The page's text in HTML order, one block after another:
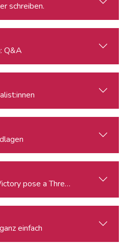
schreiben.
Q&A
pose a Threat to Press
einfach